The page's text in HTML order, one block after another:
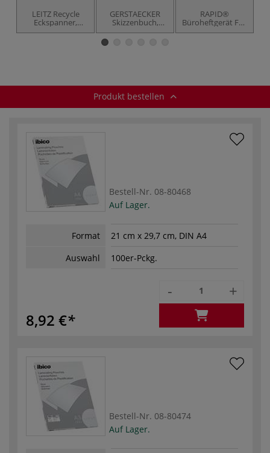
LEITZ Recycle
Eckspanner,
verschiedene
GERSTAECKER
Skizzenbuch,
Lederoptik
RAPID®
Büroheftgerät F16
Tacker
Produkt bestellen
Bestell-Nr. 08-80468
Auf Lager.
Format
21 cm x 29,7 cm, DIN A4
Auswahl
100er-Pckg.
8,92 €
- +
Bestell-Nr. 08-80474
Auf Lager.